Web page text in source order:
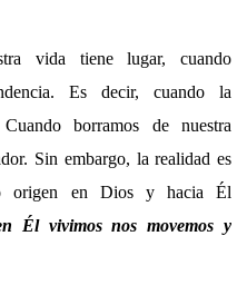
vida tiene lugar, cuando
Es decir, cuando la
borramos de nuestra
Sin embargo, la realidad es
origen en Dios y hacia Él
Él vivimos nos movemos y